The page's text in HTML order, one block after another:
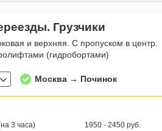
Грузчики
и верхняя. С пропуском в центр.
(гидробортами)
Москва → Починок
3 часа) 1950 - 2450 руб.